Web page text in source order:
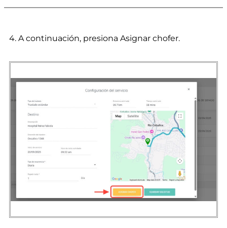
4. A continuación, presiona Asignar chofer.